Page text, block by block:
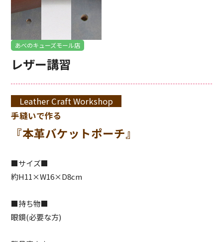
あべのキューズモール店
レザー講習
Leather Craft Workshop
手縫いで作る
『本革バケットポーチ』
■サイズ■
約H11×W16×D8cm
■持ち物■
眼鏡(必要な方)